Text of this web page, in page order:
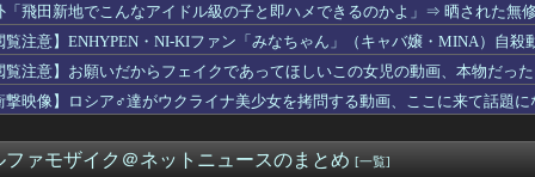
フォーマーを店頭で見かけて一個摘まんだんだけどカッコい...
持ち悪い…角栓、歯茎 苦情が急増
ドラマのレ◯プシーン、今見るとアウトすぎる・・・
チで疑問なんだけどオカルト信者って台を休ませなかったら爆連し...
ラ線浮き出るポロシャツおっぱい横乳の膨らみ最高！
コーンな問題【ポーランドボール】
…俺さんのお役に立てて嬉しいですぅ…」←絶対結婚する
「飛田新地でこんなアイドル級の子と即ハメできるのかよ」⇒ 晒された無
覧注意】ENHYPEN・NI-KIファン「みなちゃん」（キャバ嬢・MINA）自殺
覧注意】お願いだからフェイクであってほしいこの女児の動画、本物だっ
撃映像】ロシア♂達がウクライナ美少女を拷問する動画、ここに来て話題に
ファモザイク＠ネットニュースのまとめ [一覧]